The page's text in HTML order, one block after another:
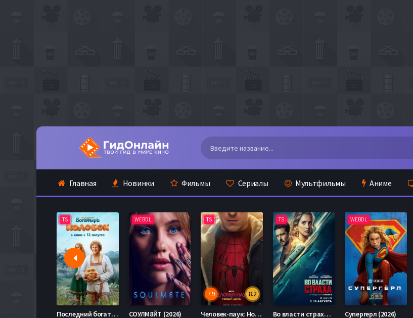
Главная Новинки Фильмы Сериалы Мультфильмы Аниме
TS
Последний богатырь. Колобок (2026)
WEBDL
СОУЛМ8ЙТ (2026)
TS
8.2
7.9
Человек-паук: Новый день (2026)
TS
Во власти страха (2026)
WEBDL
Супергерл (2026)